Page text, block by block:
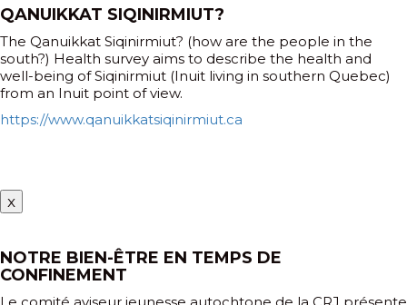
QANUIKKAT SIQINIRMIUT?
The Qanuikkat Siqinirmiut? (how are the people in the
south?) Health survey aims to describe the health and
well-being of Siqinirmiut (Inuit living in southern Quebec)
from an Inuit point of view.
https://www.qanuikkatsiqinirmiut.ca
x
NOTRE BIEN-ÊTRE EN TEMPS DE
CONFINEMENT